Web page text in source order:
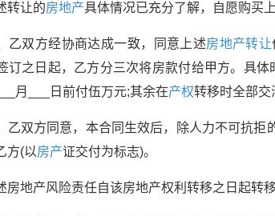
转让的房地产具体情况已充分了解，自愿购买
乙双方经协商达成一致，同意上述房地产转让
订之日起，乙方分三次将房款付给甲方。具
月___日前付伍万元;其余在产权转移时全部交
乙双方同意，本合同生效后，除人力不可抗拒
方(以房产证交付为标志)。
房地产风险责任自该房地产权利转移之日起转移